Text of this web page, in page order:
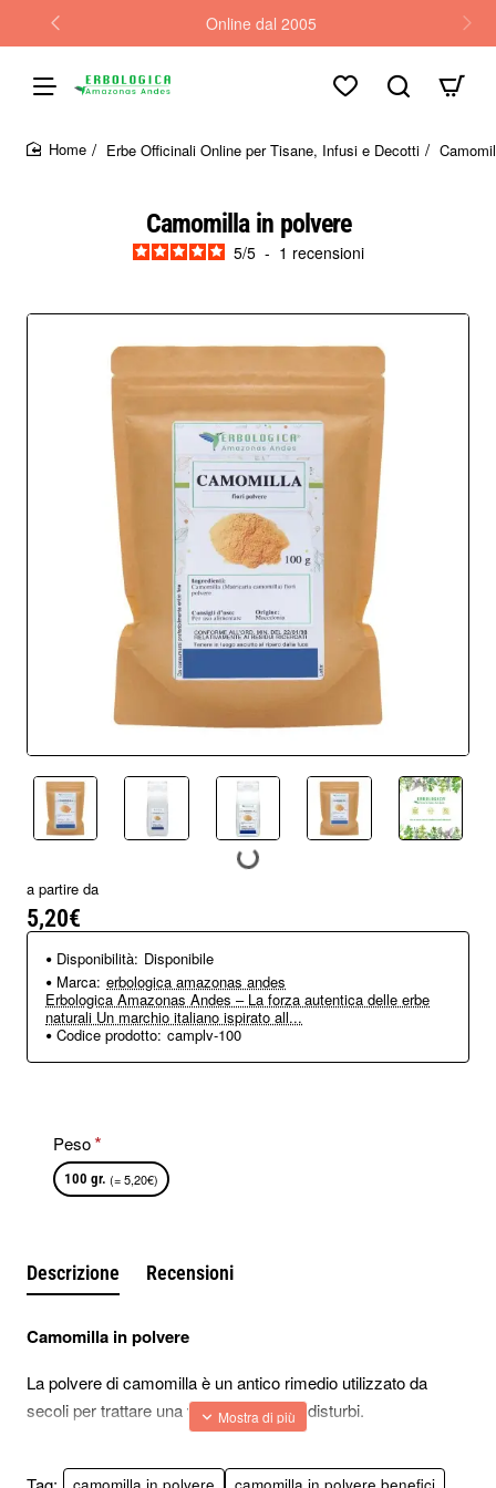
Online dal 2005
Camomilla in polvere
5/5 - 1 recensioni
Erbe Officinali Online per Tisane, Infusi e Decotti
a partire da
5,20€
Disponibilità: Disponibile
Marca: erbologica amazonas andes
Erbologica Amazonas Andes – La forza autentica delle erbe
naturali Un marchio italiano ispirato all...
Codice prodotto: camplv-100
Peso
100 gr. (= 5,20€)
Descrizione Recensioni
Camomilla in polvere
La polvere di camomilla è un antico rimedio utilizzato da
secoli per trattare una vasta gamma di disturbi.
è stata apprezzata per i suoi numerosi benefici.